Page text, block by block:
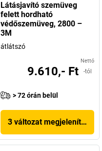
Látásjavító szemüveg
felett hordható
védőszemüveg, 2800 –
3M
átlátszó
Nettó
9.610,- Ft -tól
> 72 órán belül
3 változat megjelenítése